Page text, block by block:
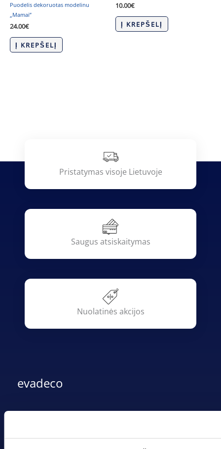
Puodelis dekoruotas modelinu
„Mamai”
24.00€
Į KREPŠELĮ
10.00€
Į KREPŠELĮ
Pristatymas visoje Lietuvoje
Saugus atsiskaitymas
Nuolatinės akcijos
evadeco
PVM mokėtojo kodas: LT100013339311